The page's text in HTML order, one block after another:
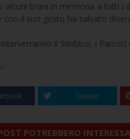
alcuni brani in memoria a tutti
con il suo gesto ha salvato
il Sindaco, i
Twitter
POTREBBERO